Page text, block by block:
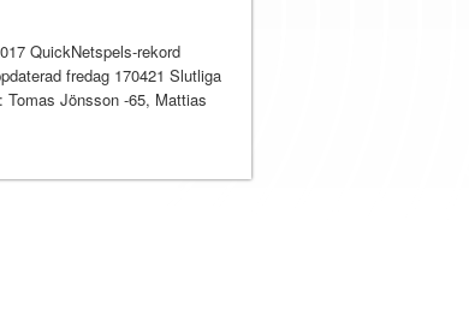
QuickNetspels-rekord
fredag 170421 Slutliga
Jönsson -65, Mattias